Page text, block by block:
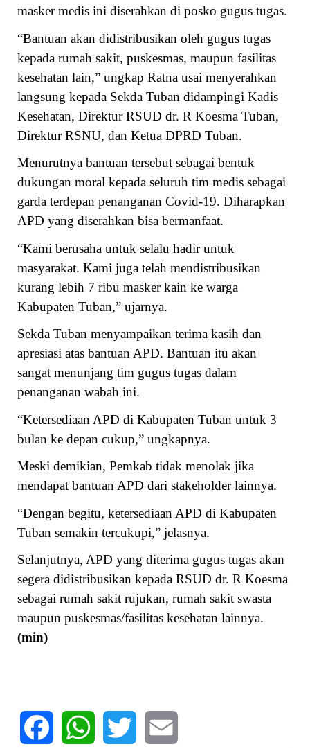
masker medis ini diserahkan di posko gugus tugas.
“Bantuan akan didistribusikan oleh gugus tugas
kepada rumah sakit, puskesmas, maupun fasilitas
kesehatan lain,” ungkap Ratna usai menyerahkan
langsung kepada Sekda Tuban didampingi Kadis
Kesehatan, Direktur RSUD dr. R Koesma Tuban,
Direktur RSNU, dan Ketua DPRD Tuban.
Menurutnya bantuan tersebut sebagai bentuk
dukungan moral kepada seluruh tim medis sebagai
garda terdepan penanganan Covid-19. Diharapkan
APD yang diserahkan bisa bermanfaat.
“Kami berusaha untuk selalu hadir untuk
masyarakat. Kami juga telah mendistribusikan
kurang lebih 7 ribu masker kain ke warga
Kabupaten Tuban,” ujarnya.
Sekda Tuban menyampaikan terima kasih dan
apresiasi atas bantuan APD. Bantuan itu akan
sangat menunjang tim gugus tugas dalam
penanganan wabah ini.
“Ketersediaan APD di Kabupaten Tuban untuk 3
bulan ke depan cukup,” ungkapnya.
Meski demikian, Pemkab tidak menolak jika
mendapat bantuan APD dari stakeholder lainnya.
“Dengan begitu, ketersediaan APD di Kabupaten
Tuban semakin tercukupi,” jelasnya.
Selanjutnya, APD yang diterima gugus tugas akan
segera didistribusikan kepada RSUD dr. R Koesma
sebagai rumah sakit rujukan, rumah sakit swasta
maupun puskesmas/fasilitas kesehatan lainnya.
(min)